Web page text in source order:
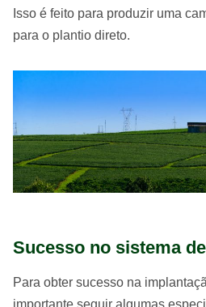
Isso é feito para produzir uma
para o plantio direto.
Sucesso no sistema
Para obter sucesso na
importante seguir algumas